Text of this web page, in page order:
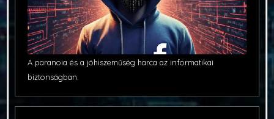
A paranoia és a jóhiszeműség harca az informatikai
biztonságban.